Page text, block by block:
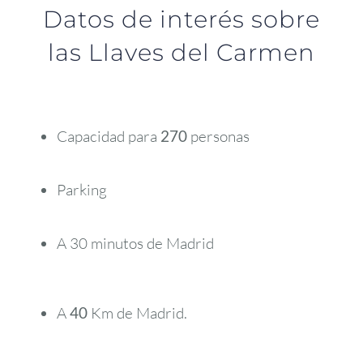
Datos de interés sobre
las Llaves del Carmen
Capacidad para 270 personas
Parking
A 30 minutos de Madrid
A40 Km de Madrid.